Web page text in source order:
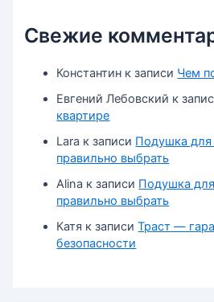
Свежие
Константин к записи Чем
Евгений Лебовский к
квартире
Lara к записи Подушка
правильно выбрать
Alina к записи Подушка
правильно выбрать
Катя к записиТраст —
безопасности